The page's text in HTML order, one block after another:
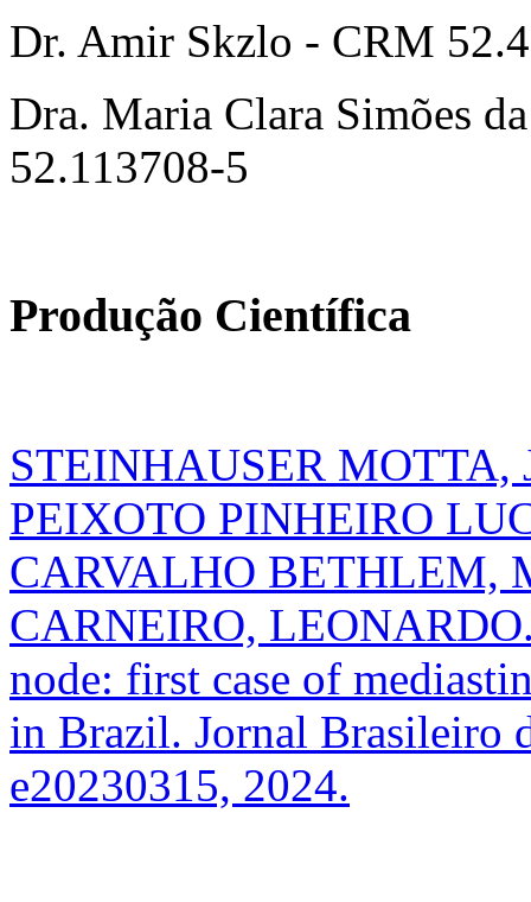
Dr. Amir Skzlo - CRM
Dra. Maria Clara Simões
52.113708-5
Produção Científica
STEINHAUSER MOTTA,
PEIXOTO PINHEIRO
CARVALHO BETHLEM,
CARNEIRO,
node: first case of
in Brazil. Jornal Brasileiro
e20230315, 2024.